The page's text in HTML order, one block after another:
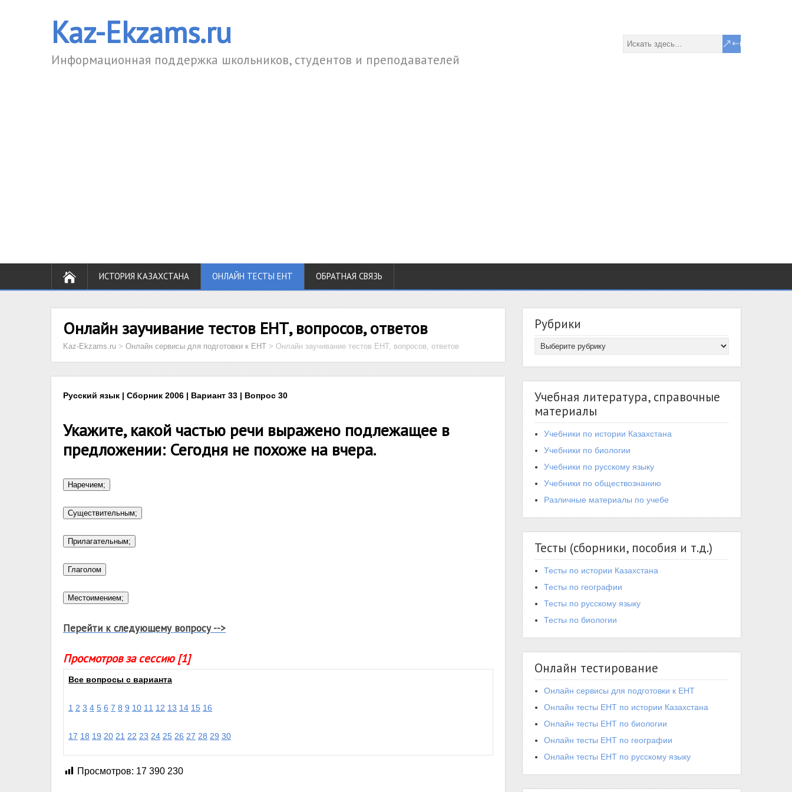
Kaz-Ekzams.ru
Информационная поддержка школьников, студентов и преподавателей
ИСТОРИЯ КАЗАХСТАНА ОНЛАЙН ТЕСТЫ ЕНТ ОБРАТНАЯ СВЯЗЬ
Онлайн заучивание тестов ЕНТ, вопросов, ответов
Kaz-Ekzams.ru > Онлайн сервисы для подготовки к ЕНТ > Онлайн заучивание тестов ЕНТ, вопросов, ответов
Русский язык | Сборник 2006 | Вариант 33 | Вопрос 30
Укажите, какой частью речи выражено подлежащее в
предложении: Сегодня не похоже на вчера.
Перейти к следующему вопросу -->
Просмотров за сессию [1]
Все вопросы с варианта
1 2 3 4 5 6 7 8 9 10 11 12 13 14 15 16
17 18 19 20 21 22 23 24 25 26 27 28 29 30
Просмотров: 17 390 230
Рубрики
Учебная литература, справочные
материалы
Учебники по истории Казахстана
Учебники по биологии
Учебники по русскому языку
Учебники по обществознанию
Различные материалы по учебе
Тесты (сборники, пособия и т.д.)
Тесты по истории Казахстана
Тесты по географии
Тесты по русскому языку
Тесты по биологии
Онлайн тестирование
Онлайн сервисы для подготовки к ЕНТ
Онлайн тесты ЕНТ по истории Казахстана
Онлайн тесты ЕНТ по биологии
Онлайн тесты ЕНТ по географии
Онлайн тесты ЕНТ по русскому языку